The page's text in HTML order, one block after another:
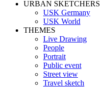
URBAN SKETCHERS
USK Germany
USK World
THEMES
Live Drawing
People
Portrait
Public event
Street view
Travel sketch